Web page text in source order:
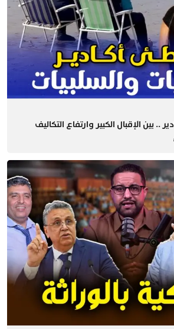
.. بين الإقبال الكبير وارتفاع التكاليف